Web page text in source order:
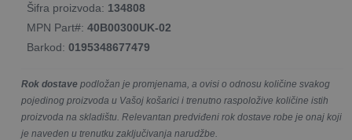
Šifra proizvoda: 134808
MPN Part#: 40B00300UK-02
Barkod: 0195348677479
Rok dostave podložan je promjenama, a ovisi o odnosu količine svakog
pojedinog proizvoda u Vašoj košarici i trenutno raspoložive količine istih
proizvoda na skladištu. Relevantan predviđeni rok dostave robe je onaj koji
je naveden u trenutku zaključivanja narudžbe.